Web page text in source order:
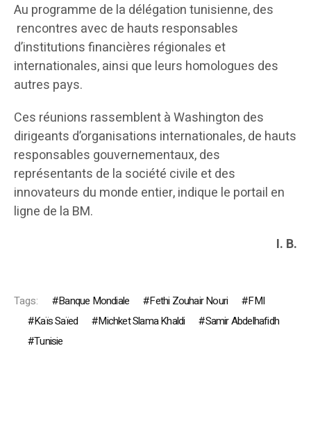
Au programme de la délégation tunisienne, des
rencontres avec de hauts responsables
d’institutions financières régionales et
internationales, ainsi que leurs homologues des
autres pays.
Ces réunions rassemblent à Washington des
dirigeants d’organisations internationales, de hauts
responsables gouvernementaux, des
représentants de la société civile et des
innovateurs du monde entier, indique le portail en
ligne de la BM.
I. B.
Tags: Banque Mondiale Fethi Zouhair Nouri
FMI
Kaïs Saïed
Michket Slama Khaldi
Samir Abdelhafidh
Tunisie